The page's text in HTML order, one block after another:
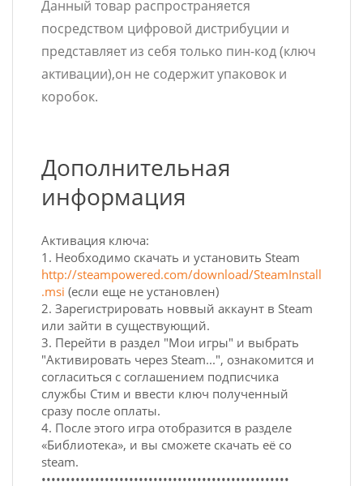
Данный товар распространяется
посредством цифровой дистрибуции и
представляет из себя только пин-код (ключ
активации),он не содержит упаковок и
коробок.
Дополнительная
информация
Активация ключа:
1. Необходимо скачать и установить Steam
http://steampowered.com/download/SteamInstall
.msi (если еще не установлен)
2. Зарегистрировать новвый аккаунт в Steam
или зайти в существующий.
3. Перейти в раздел "Мои игры" и выбрать
"Активировать через Steam...", ознакомится и
согласиться с соглашением подписчика
службы Стим и ввести ключ полученный
сразу после оплаты.
4. После этого игра отобразится в разделе
«Библиотека», и вы сможете скачать её со
steam.
•••••••••••••••••••••••••••••••••••••••••••••••••••